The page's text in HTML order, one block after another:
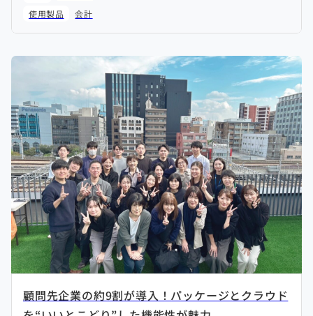
使用製品
会計
顧問先企業の約9割が導入！パッケージとクラウド